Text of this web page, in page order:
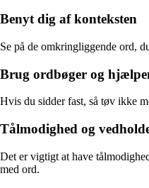
Benyt dig af konteksten
Se på de omkringliggende ord,
Brug ordbøger og
Hvis du sidder fast, så tøv ikke
Tålmodighed og
Det er vigtigt at have
med ord.